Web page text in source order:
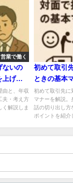
業で働く
ないの
上げる
由と、年収
夫・考え方
く解説しま
初めて取引
ときの基本
すコツ
初めて取引先に
マナーを解説。
話の切り出し方
ポイントを紹介